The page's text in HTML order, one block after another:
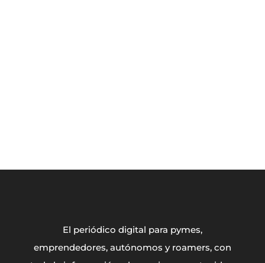
El periódico digital para pymes,
emprendedores, autónomos y roamers, con